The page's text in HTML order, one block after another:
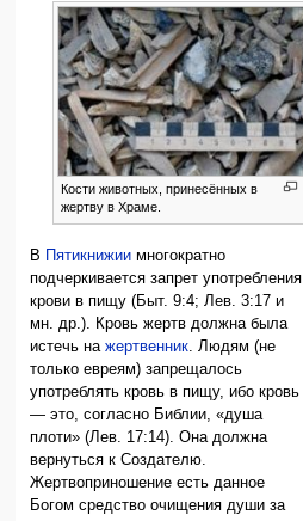
Кости животных, принесённых в
жертву в Храме.
В Пятикнижии многократно
подчеркивается запрет употребления
крови в пищу (Быт. 9:4; Лев. 3:17 и
мн. др.). Кровь жертв должна была
истечь нажертвенник . Людям (не
только евреям) запрещалось
употреблять кровь в пищу, ибо кровь
— это, согласно Библии, «душа
плоти» (Лев. 17:14). Она должна
вернуться к Создателю.
Жертвоприношение есть данное
Богом средство очищения души за